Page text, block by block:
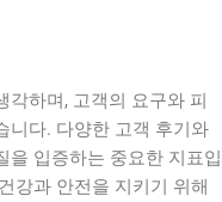
하며, 고객의 요구와 피
니다. 다양한 고객 후기와
을 입증하는 중요한 지표입
강과 안전을 지키기 위해